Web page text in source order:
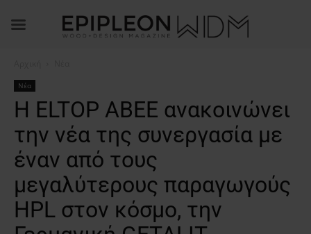
Νέα
Η ELTOP ABEE ανακοινώνει
την νέα της συνεργασία με
έναν από τους
μεγαλύτερους παραγωγούς
HPL στον κόσμο, την